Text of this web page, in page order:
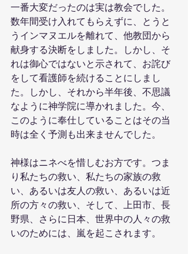
一番大変だったのは実は教会でした。
数年間受け入れてもらえずに、とうと
うインマヌエルを離れて、他教団から
献身する決断をしました。しかし、そ
れは御心ではないと示されて、お詫び
をして看護師を続けることにしまし
た。しかし、それから半年後、不思議
なように神学院に導かれました。今、
このように奉仕していることはその当
時は全く予測も出来ませんでした。
神様はニネべを惜しむお方です。つま
り私たちの救い、私たちの家族の救
い、あるいは友人の救い、あるいは近
所の方々の救い、そして、上田市、長
野県、さらに日本、世界中の人々の救
いのためには、嵐を起こされます。